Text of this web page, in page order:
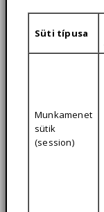
Süti típusa
Munkamenet
sütik
(session)